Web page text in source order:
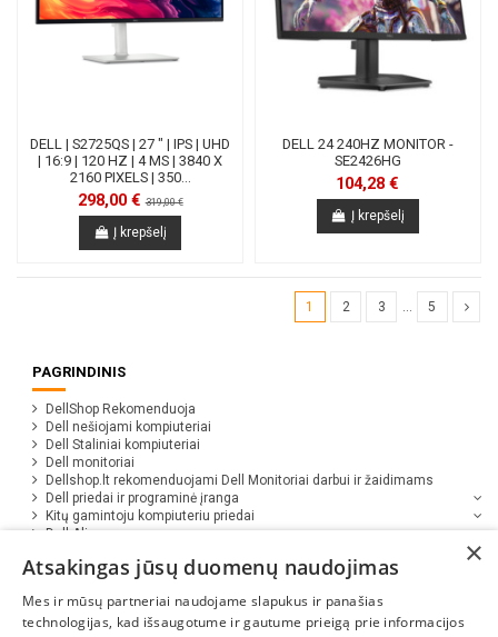
DELL | S2725QS | 27 " | IPS | UHD
| 16:9 | 120 HZ | 4 MS | 3840 X
2160 PIXELS | 350...
298,00 €319,00 €
Į krepšelį
DELL 24 240HZ MONITOR -
SE2426HG
104,28 €
Į krepšelį
1 2 3 5
PAGRINDINIS
DellShop Rekomenduoja
Dell nešiojami kompiuteriai
Dell Staliniai kompiuteriai
Dell monitoriai
Dellshop.lt rekomenduojami Dell Monitoriai darbui ir žaidimams
Dell priedai ir programinė įranga
Kitų gamintoju kompiuteriu priedai
Dell Alienware
Dell nešiojami kompiuteriai - inovacijos efektyviam darbui
×
Atsakingas jūsų duomenų naudojimas
Mes ir mūsų partneriai naudojame slapukus ir panašias
technologijas, kad išsaugotume ir gautume prieigą prie informacijos